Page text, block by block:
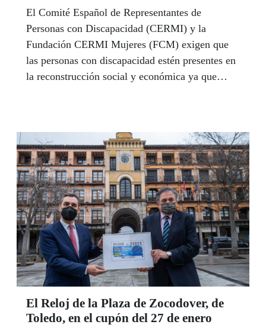
El Comité Español de Representantes de
Personas con Discapacidad (CERMI) y la
Fundación CERMI Mujeres (FCM) exigen que
las personas con discapacidad estén presentes en
la reconstrucción social y económica ya que
emergencia sanitaria de estas proporciones
El Reloj de la Plaza de Zocodover, de
Toledo, en el cupón del 27 de enero